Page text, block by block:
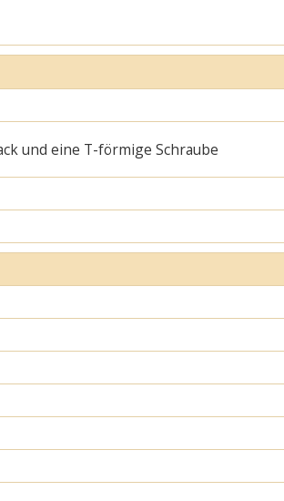
und eine T-förmige Schraube